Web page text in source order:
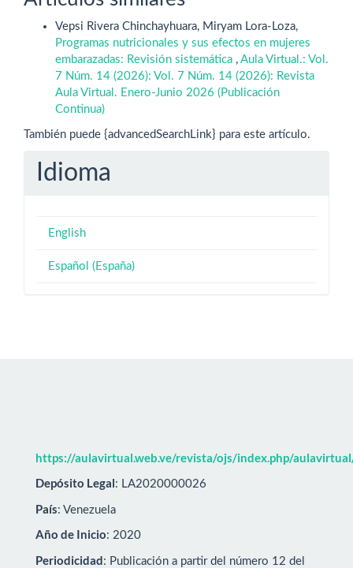
Vepsi Rivera Chinchayhuara, Miryam Lora-Loza,
Programas nutricionales y sus efectos en mujeres
embarazadas: Revisión sistemática , Aula Virtual.: Vol.
7 Núm. 14 (2026): Vol. 7 Núm. 14 (2026): Revista
Aula Virtual. Enero-Junio 2026 (Publicación
Continua)
También puede {advancedSearchLink} para este artículo.
Idioma
English
Español (España)
https://aulavirtual.web.ve/revista/ojs/index.php/
Depósito Legal: LA2020000026
País: Venezuela
Año de Inicio: 2020
Periodicidad: Publicación a partir del número 12 del